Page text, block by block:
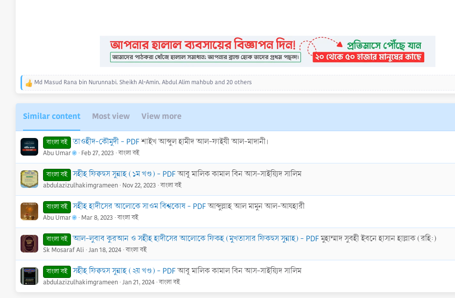
R
a
c
t
i
o
n
s
:
Md Masud Rana bin Nurunnabi, Sheikh Al-Amin, Abdul Alim mahbub and 20 others
Similar content Most view View more
বাংলা বই তাওহীদ-কৌমুদী - PDFশাইখ আব্দুল হামীদ আল-ফাইযী আল-মাদানী।
Abu Umar Feb 27, 2023 বাংলা বই
বাংলা বই সহীহ ফিক্বহুস সুন্নাহ (১ম খণ্ড) - PDFআবূ মালিক কামাল বিন আস-সাইয়্যিদ সালিম
abdulazizulhakimgrameen Nov 22, 2023 বাংলা বই
বাংলা বই সহীহ হাদীসের আলোকে সাওম বিশ্বকোষ - PDFআব্দুল্লাহ আল মামুন আল-আযহারী
Abu Umar Mar 8, 2023 বাংলা বই
বাংলা বই আল-লুবাব কুরআন ও সহীহ হাদীসের আলোকে ফিকহ (মুখতাসার ফিকহুস সুন্নাহ) - PDFমুহাম্মাদ সুবহী ইবনে হাসান হাল্লাক (রহি:)
Sk Mosaraf Ali Jan 18, 2024 বাংলা বই
বাংলা বই সহীহ ফিক্বহুস সুন্নাহ (২য় খণ্ড) - PDFআবূ মালিক কামাল বিন আস-সাইয়্যিদ সালিম
abdulazizulhakimgrameen Jan 21, 2024 বাংলা বই